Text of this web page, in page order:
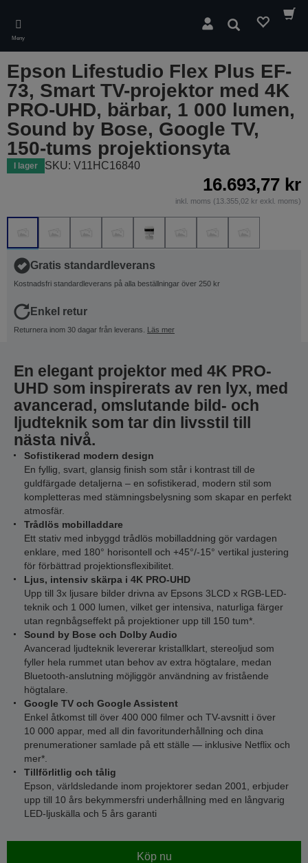
main
content
Meny
Sök
Epson Lifestudio Flex Plus EF-
73, Smart TV-projektor med 4K
PRO-UHD, bärbar, 1 000 lumen,
Sound by Bose, Google TV,
150-tums projektionsyta
I lager SKU: V11HC16840
16.693,77 kr
inkl. moms (13.355,02 kr exkl. moms)
Gratis standardleverans
Kostnadsfri standardleverans på alla beställningar över 250 kr
Enkel retur
Returnera inom 30 dagar från leverans. Läs mer
En elegant projektor med 4K PRO-
UHD som inspirerats av ren lyx, med
avancerad, omslutande bild- och
ljudteknik som tar din livsstil till
nästa nivå.
Sofistikerad modern design
En fyllig, svart, glansig finish som står i kontrast till de
guldfärgade detaljerna – en sofistikerad, modern stil som
kompletteras med stämningsbelysning som skapar en perfekt
atmosfär.
Trådlös mobilladdare
Ett stativ med inbyggd trådlös mobilladdning gör vardagen
enklare, med 180° horisontell och +45°/-15° vertikal justering
för förbättrad projektionsflexibilitet.
Ljus, intensiv skärpa i 4K PRO-UHD
Upp till 3x ljusare bilder drivna av Epsons 3LCD x RGB-LED-
teknik och 1 000 lumen, vilket ger intensiva, naturliga färger
utan regnbågseffekt på projektioner upp till 150 tum*.
Sound by Bose och Dolby Audio
Avancerad ljudteknik levererar kristallklart, stereoljud som
fyller hela rummet utan behov av extra högtalare, medan
Bluetooth-anslutning möjliggör användning av fristående
högtalare.
Google TV och Google Assistent
Enkel åtkomst till över 400 000 filmer och TV-avsnitt i över
10 000 appar, med all din favoritunderhållning och dina
prenumerationer samlade på ett ställe — inklusive Netflix och
mer*.
Tillförlitlig och tålig
Epson, världsledande inom projektorer sedan 2001, erbjuder
upp till 10 års bekymmersfri underhållning med en långvarig
LED-ljuskälla och 5 års garanti
Köp nu